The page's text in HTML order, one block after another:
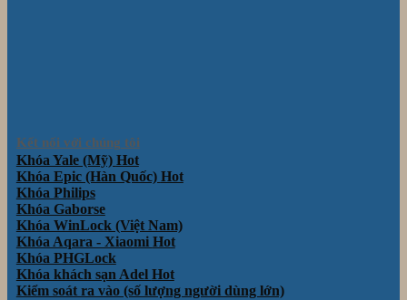
Kết nối với chúng tôi
Khóa Yale (Mỹ)
Khóa Epic (Hàn Quốc)
Khóa Philips
Khóa Gaborse
Khóa WinLock (Việt Nam)
Khóa Aqara - Xiaomi
Khóa PHGLock
Khóa khách sạn Adel
Kiểm soát ra vào (số lượng người dùng lớn)